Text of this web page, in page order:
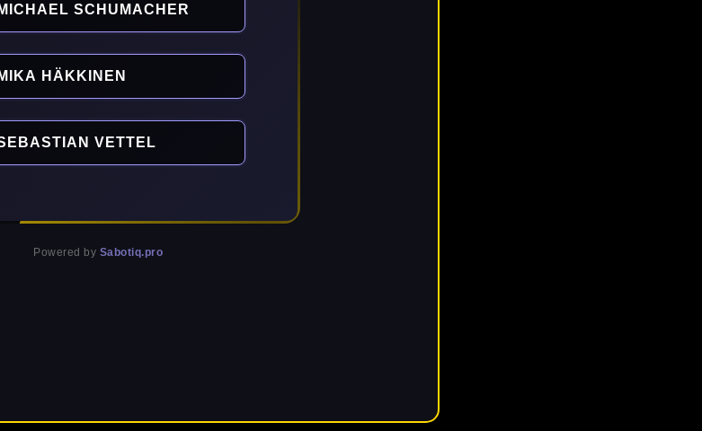
MICHAEL SCHUMACHER
MIKA HÄKKINEN
VETTEL
Powered by Sabotiq.pro